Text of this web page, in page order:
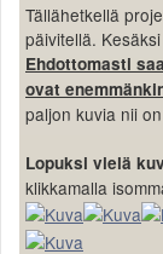
Tällähetkellä
päivitellä.
Ehdottomasti
ovat
paljon kuvia nii
Lopuksi vielä
klikkamalla